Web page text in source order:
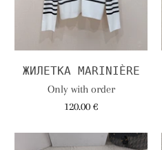
ЖИЛЕТКА MARINIÈRE
Only with order
120.00 €